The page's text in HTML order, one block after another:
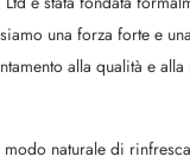
una forza forte e
alla qualità e
naturale di